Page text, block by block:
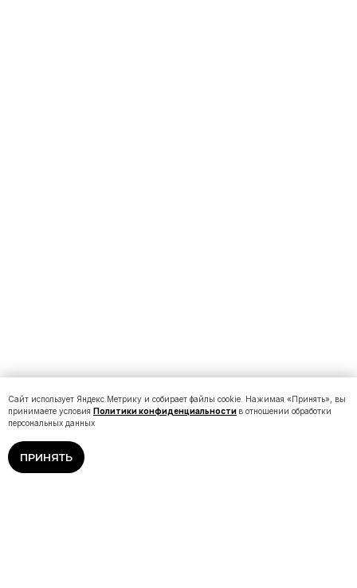
Сайт использует Яндекс.Метрику и собирает файлы cookie. Нажимая «Принять», вы
принимаете условия Политики конфиденциальности в отношении обработки
персональных данных
ПРИНЯТЬ